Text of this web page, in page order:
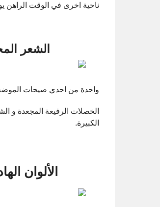
ناحية اخرى في الوقت الراهن
الشعر
واحدة من احدي صيحات الموضة الخاصة
الخصلات الرفيعة المجعدة و
الكبيرة.
الألوان